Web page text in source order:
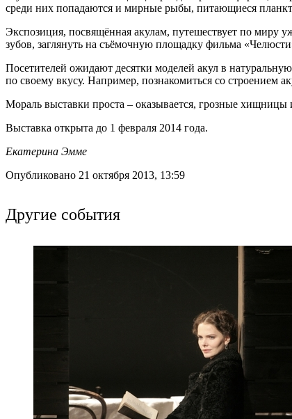
среди них попадаются и мирные рыбы, питающиеся
Экспозиция, посвящённая акулам, путешествует по миру
зубов, заглянуть на съёмочную площадку фильма
Посетителей ожидают десятки моделей акул в
по своему вкусу. Например, познакомиться со строением
Мораль выставки проста – оказывается, грозные
Выставка открыта до 1 февраля 2014 года.
Екатерина Эмме
Опубликовано 21 октября 2013, 13:59
Другие события